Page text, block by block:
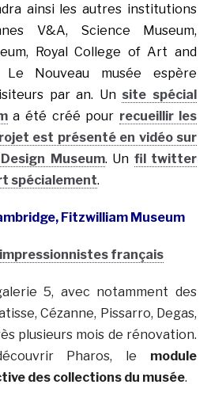
ainsi les autres institutions
V&A, Science Museum,
Royal College of Art and
Le Nouveau musée espère
par an. Un site spécial
a été créé pour recueillir les
est présenté en vidéo sur
Museum. Un fil twitter
spécialement.
Fitzwilliam Museum
français
5, avec notamment des
Cézanne, Pissarro, Degas,
plusieurs mois de rénovation.
Pharos, le module
des collections du musée.